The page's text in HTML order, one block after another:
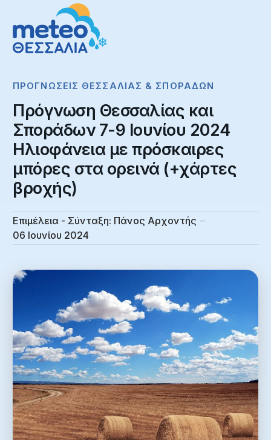
ΠΡΟΓΝΏΣΕΙΣ ΘΕΣΣΑΛΊΑΣ & ΣΠΟΡΆΔΩΝ
Πρόγνωση Θεσσαλίας και
Σποράδων 7-9 Ιουνίου 2024
Ηλιοφάνεια με πρόσκαιρες
μπόρες στα ορεινά (+χάρτες
βροχής)
Επιμέλεια - Σύνταξη: Πάνος Αρχοντής
06 Ιουνίου 2024